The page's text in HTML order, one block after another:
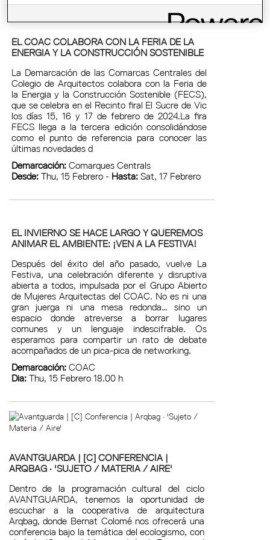
EL COAC COLABORA CON LA FERIA DE LA
ENERGIA Y LA CONSTRUCCIÓN SOSTENIBLE
La Demarcación de las Comarcas Centrales del
Colegio de Arquitectos colabora con la Feria de
la Energia y la Construcción Sostenible (FECS),
que se celebra en el Recinto firal El Sucre de Vic
los días 15, 16 y 17 de febrero de 2024.La fira
FECS llega a la tercera edición consolidándose
como el punto de referencia para conocer las
últimas novedades d
Demarcación:Comarques Centrals
Desde:Thu, 15 Febrero - Hasta:Sat, 17 Febrero
EL INVIERNO SE HACE LARGO Y QUEREMOS
ANIMAR EL AMBIENTE: ¡VEN A LA FESTIVA!
Después del éxito del año pasado, vuelve La
Festiva, una celebración diferente y disruptiva
abierta a todos, impulsada por el Grupo Abierto
de Mujeres Arquitectas del COAC. No es ni una
gran juerga ni una mesa redonda… sino un
espacio donde atreverse a borrar lugares
comunes y un lenguaje indescifrable. Os
esperamos para compartir un rato de debate
acompañados de un pica-pica de networking.
Demarcación:COAC
Dia:Thu, 15 Febrero 18.00 h
AVANTGUARDA | [C] CONFERENCIA |
ARQBAG · 'SUJETO / MATERIA / AIRE'
Dentro de la programación cultural del ciclo
AVANTGUARDA, tenemos la oportunidad de
escuchar a la cooperativa de arquitectura
Arqbag, donde Bernat Colomé nos ofrecerá una
conferencia bajo la temática del ecologismo, con